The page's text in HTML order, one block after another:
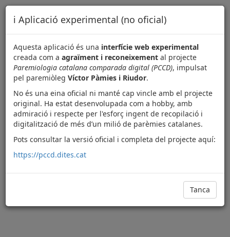
📚 Paremiologia catalana
comparada digital
📅 Refranys per any 🕰️ Per segle i dècada
Selecciona un rang d'anys:
1215 2025
1215 1296 1377 1458 1539 1620 1701 1782 1863 1944 2025
Descarregael dataset
ℹ️ Aplicació experimental (no oficial)
Aquesta aplicació és una interfície web experimental
creada com a agraïment i reconeixement al projecte
Paremiologia catalana comparada digital (PCCD), impulsat
pel paremiòleg Víctor Pàmies i Riudor.
No és una eina oficial ni manté cap vincle amb el projecte
original. Ha estat desenvolupada com a hobby, amb
admiració i respecte per l'esforç ingent de recopilació i
digitalització de més d’un milió de parèmies catalanes.
Pots consultar la versió oficial i completa del projecte aquí:
https://pccd.dites.cat
Tanca